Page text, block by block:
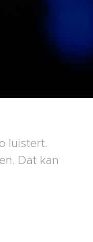
luistert.
Dat kan